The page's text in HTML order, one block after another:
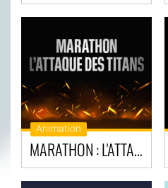
Animation
MARATHON : L'ATTAQUE DES TITANS